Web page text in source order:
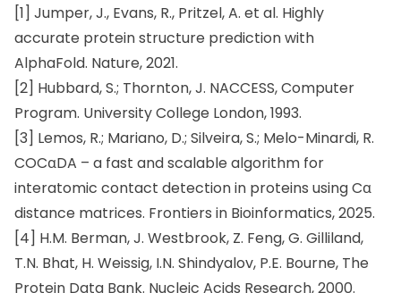
[1] Jumper, J., Evans, R., Pritzel, A. et al. Highly
accurate protein structure prediction with
AlphaFold. Nature, 2021.
[2] Hubbard, S.; Thornton, J. NACCESS, Computer
Program. University College London, 1993.
[3] Lemos, R.; Mariano, D.; Silveira, S.; Melo-Minardi, R.
COCαDA – a fast and scalable algorithm for
interatomic contact detection in proteins using Cα
distance matrices. Frontiers in Bioinformatics, 2025.
[4] H.M. Berman, J. Westbrook, Z. Feng, G. Gilliland,
T.N. Bhat, H. Weissig, I.N. Shindyalov, P.E. Bourne, The
Protein Data Bank. Nucleic Acids Research, 2000.